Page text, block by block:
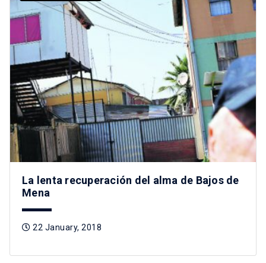
La lenta recuperación del alma de Bajos de
Mena
22 January, 2018